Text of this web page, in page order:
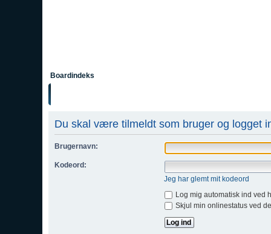
Boardindeks
Du skal være tilmeldt som bruger og logget
Brugernavn:
Kodeord:
Jeg har glemt mit kodeord
Log mig automatisk ind ved
Skjul min onlinestatus ved